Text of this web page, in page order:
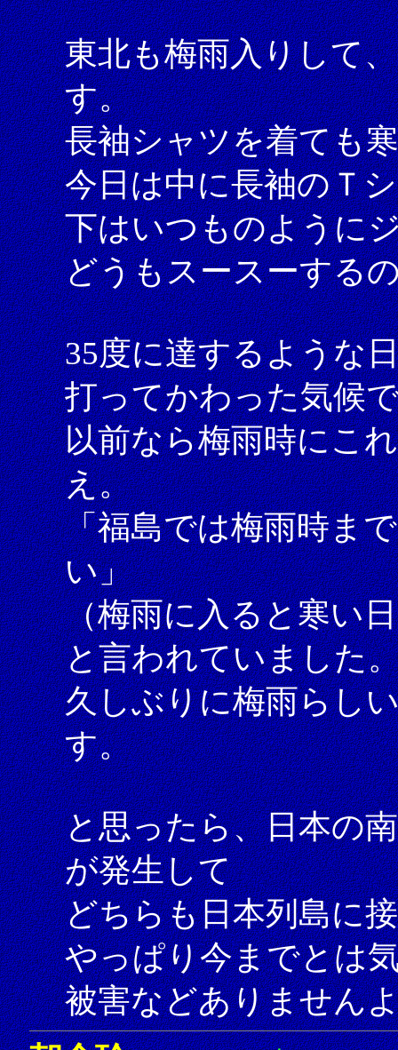
東北も梅雨入りして
す。
長袖シャツを着ても
今日は中に長袖のＴ
下はいつものように
どうもスースーする
35度に達するような
打ってかわった気候
以前なら梅雨時にこ
え。
「福島では梅雨時ま
い」
（梅雨に入ると寒い
と言われていました
久しぶりに梅雨らし
す。
と思ったら、日本の
が発生して
どちらも日本列島に
やっぱり今までとは
被害などありません